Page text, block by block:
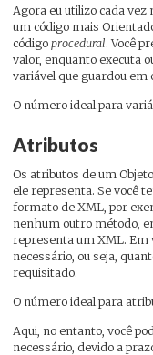
Agora eu utilizo cada vez
um código mais
código procedural. Você
valor, enquanto executa
variável que guardou em
O número ideal para
Atributos
Os atributos de um
ele representa. Se você
formato de XML, por
nenhum outro método,
representa um XML. Em
necessário, ou seja,
requisitado.
O número ideal para
Aqui, no entanto, você
necessário, devido a